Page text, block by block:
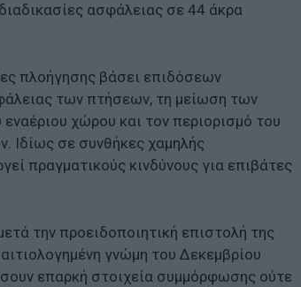
ασφάλειας σε 44 άκρα
πλοήγησης βάσει επιδόσεων
των πτήσεων, τη μείωση των
χώρου και τον περιορισμό του
Ιδίως σε συνθήκες χαμηλής
πραγματικούς κινδύνους για επιβάτες
την προειδοποιητική επιστολή της
γνώμη του Δεκεμβρίου
επαρκή στοιχεία συμμόρφωσης ούτε